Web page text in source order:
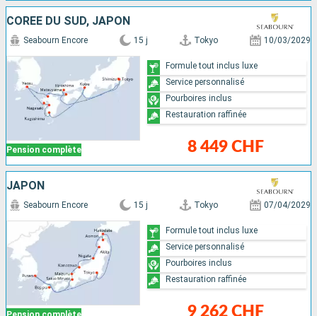
CORÉE DU SUD, JAPON
Pension complète
Seabourn Encore 15 j Tokyo 10/03/2029
8 449 CHF
Formule tout inclus luxe
Service personnalisé
Pourboires inclus
Restauration raffinée
JAPON
Seabourn Encore 15 j Tokyo 07/04/2029
9 262 CHF
Formule tout inclus luxe
Service personnalisé
Pourboires inclus
Restauration raffinée